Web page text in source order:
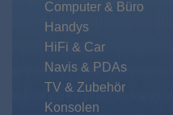
Computer & Büro
Handys
HiFi & Car
Navis & PDAs
TV & Zubehör
Konsolen